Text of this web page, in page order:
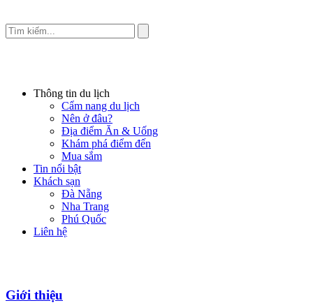
Thông tin du lịch
Cẩm nang du lịch
Nên ở đâu?
Địa điểm Ăn & Uống
Khám phá điểm đến
Mua sắm
Tin nổi bật
Khách sạn
Đà Nẵng
Nha Trang
Phú Quốc
Liên hệ
Giới thiệu